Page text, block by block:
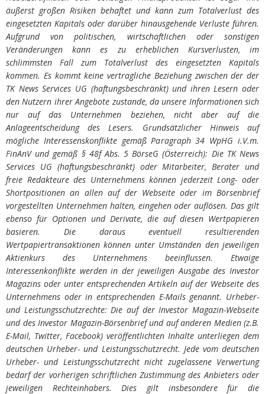
äußerst großen Risiken behaftet und kann zum Totalverlust des
eingesetzten Kapitals oder darüber hinausgehende Verluste führen.
Aufgrund von politischen, wirtschaftlichen oder sonstigen
Veränderungen kann es zu erheblichen Kursverlusten, im
schlimmsten Fall zum Totalverlust des eingesetzten Kapitals
kommen. Es kommt keine vertragliche Beziehung zwischen der der
TK News Services UG (haftungsbeschränkt) und ihren Lesern oder
den Nutzern ihrer Angebote zustande, da unsere Informationen sich
nur auf das Unternehmen beziehen, nicht aber auf die
Anlageentscheidung des Lesers. Grundsätzlicher Hinweis auf
mögliche Interessenskonflikte gemäß Paragraph 34 WpHG i.V.m.
FinAnV und gemäß § 48f Abs. 5 BörseG (Österreich): Die TK News
Services UG (haftungsbeschränkt) oder Mitarbeiter, Berater und
freie Redakteure des Unternehmens können jederzeit Long- oder
Shortpositionen an allen auf der Webseite oder im Börsenbrief
vorgestellten Unternehmen halten, eingehen oder auflösen. Das gilt
ebenso für Optionen und Derivate, die auf diesen Wertpapieren
basieren. Die daraus eventuell resultierenden
Wertpapiertransaktionen können unter Umständen den jeweiligen
Aktienkurs des Unternehmens beeinflussen. Etwaige
Interessenkonflikte werden in der jeweiligen Ausgabe des Investor
Magazins oder unter entsprechenden Artikeln auf der Webseite des
Unternehmens oder in entsprechenden E-Mails genannt. Urheber-
und Leistungsschutzrechte: Die auf der Investor Magazin-Webseite
und des Investor Magazin-Börsenbrief und auf anderen Medien (z.B.
E-Mail, Twitter, Facebook) veröffentlichten Inhalte unterliegen dem
deutschen Urheber- und Leistungsschutzrecht. Jede vom deutschen
Urheber- und Leistungsschutzrecht nicht zugelassene Verwertung
bedarf der vorherigen schriftlichen Zustimmung des Anbieters oder
jeweiligen Rechteinhabers. Dies gilt insbesondere für die